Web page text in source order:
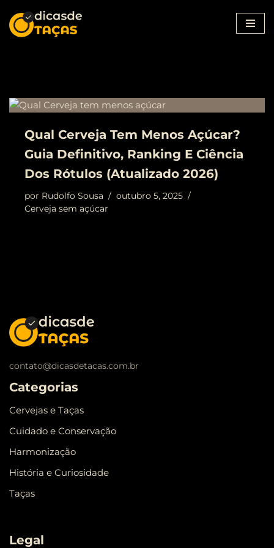
Pular
Qual Cerveja Tem Menos Açúcar?
Guia Definitivo, Ranking E Ciência
Dos Rótulos (atualizado 2026)
por Rudolfo Sousa
outubro 5, 2025
Cerveja sem açúcar
contato@dicasdetacas.com.br
Categorias
Cervejas e Taças
Cuidado e Conservação
Harmonização
História e Curiosidade
Taças
Legal